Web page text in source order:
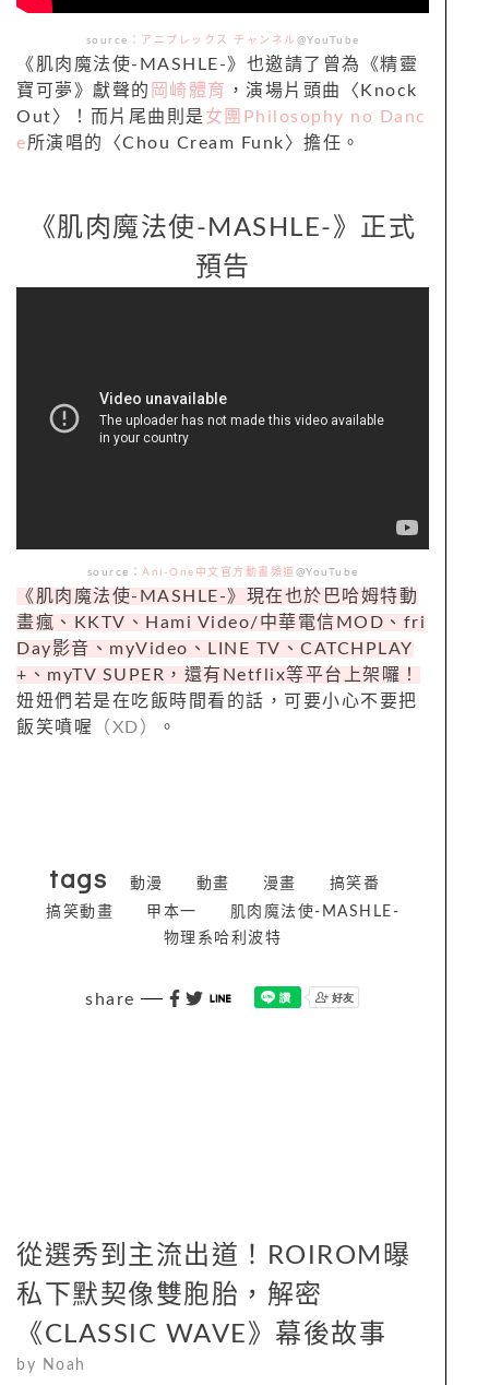
source： アニプレックス チャンネル @YouTube
《肌肉魔法使-MASHLE-》也邀請了曾為《精靈
寶可夢》獻聲的 岡崎體育
，演場片頭曲〈Knock
Out〉！而片尾曲則是 女團Philosophy no Danc
e所演唱的〈Chou Cream Funk〉擔任。
《肌肉魔法使-MASHLE-》正式
預告
source： Ani-One中文官方動畫頻道 @YouTube
《肌肉魔法使-MASHLE-》現在也於巴哈姆特動
畫瘋、KKTV、Hami Video/中華電信MOD、fri
Day影音、myVideo、LINE TV、CATCHPLAY
+、myTV SUPER，還有Netflix等平台上架囉！
妞妞們若是在吃飯時間看的話，可要小心不要把
飯笑噴喔 （XD） 。
tags 動漫 動畫 漫畫
搞笑番
搞笑動畫
甲本一
肌肉魔法使-MASHLE-
物理系哈利波特
share
從選秀到主流出道！ROIROM曝
私下默契像雙胞胎，解密
《CLASSIC WAVE》幕後故事
by Noah